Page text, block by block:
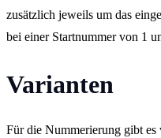
zusätzlich jeweils um das
bei einer Startnummer von 1
Varianten
Für die Nummerierung gibt es